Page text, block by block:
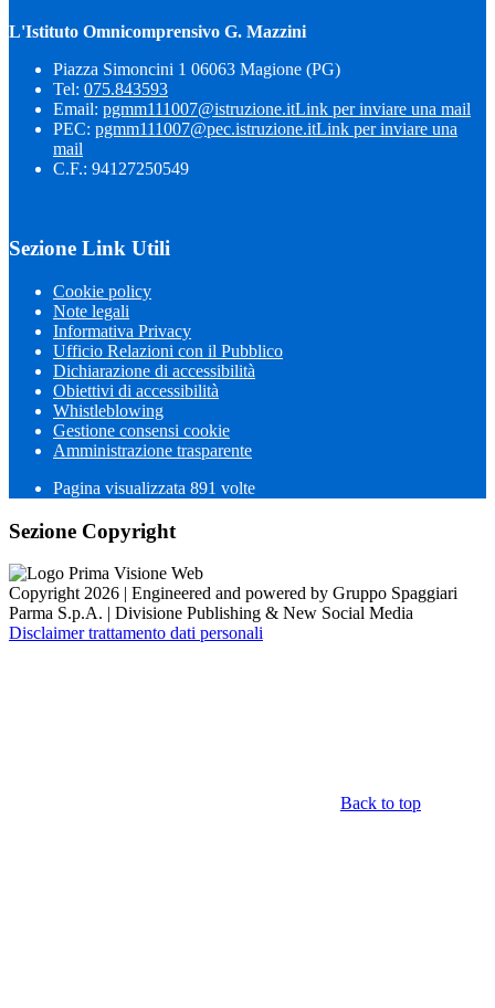
L'Istituto Omnicomprensivo G. Mazzini
Piazza Simoncini 1 06063 Magione (PG)
Tel: 075.843593
Email: pgmm111007@istruzione.itLink per inviare una mail
PEC: pgmm111007@pec.istruzione.itLink per inviare una
mail
C.F.: 94127250549
Sezione Link Utili
Cookie policy
Note legali
Informativa Privacy
Ufficio Relazioni con il Pubblico
Dichiarazione di accessibilità
Obiettivi di accessibilità
Whistleblowing
Gestione consensi cookie
Amministrazione trasparente
Pagina visualizzata 891 volte
Sezione Copyright
Copyright 2026 | Engineered and powered by Gruppo Spaggiari
Parma S.p.A. | Divisione Publishing & New Social Media
Disclaimer trattamento dati personali
Back to top